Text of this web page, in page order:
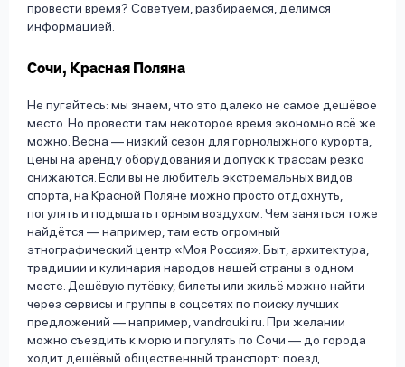
провести время? Советуем, разбираемся, делимся
информацией.
Сочи, Красная Поляна
Не пугайтесь: мы знаем, что это далеко не самое дешёвое
место. Но провести там некоторое время экономно всё же
можно. Весна — низкий сезон для горнолыжного курорта,
цены на аренду оборудования и допуск к трассам резко
снижаются. Если вы не любитель экстремальных видов
спорта, на Красной Поляне можно просто отдохнуть,
погулять и подышать горным воздухом. Чем заняться тоже
найдётся — например, там есть огромный
этнографический центр «Моя Россия». Быт, архитектура,
традиции и кулинария народов нашей страны в одном
месте. Дешёвую путёвку, билеты или жильё можно найти
через сервисы и группы в соцсетях по поиску лучших
предложений — например, vandrouki.ru. При желании
можно съездить к морю и погулять по Сочи — до города
ходит дешёвый общественный транспорт: поезд
Войти под другим номером
вопросы